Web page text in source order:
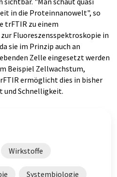
in die Proteinnanowelt", so
trFTIR zu einem
Fluoreszensspektroskopie in
sie im Prinzip auch an
Zelle eingesetzt werden
Beispiel Zellwachstum,
ermöglicht dies in bisher
Schnelligkeit.
Wirkstoffe
Systembiologie